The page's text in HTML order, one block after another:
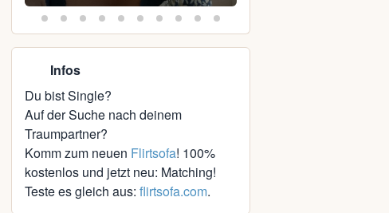
Infos
Du bist Single?
Auf der Suche nach deinem
Traumpartner?
Komm zum neuen Flirtsofa! 100%
kostenlos und jetzt neu: Matching!
Teste es gleich aus: flirtsofa.com.